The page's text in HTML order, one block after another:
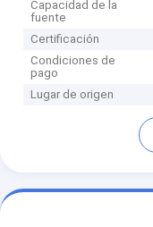
Capacidad de la
fuente
Certificación
Condiciones de
pago
Lugar de origen